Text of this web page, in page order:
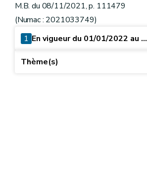
M.B. du 08/11/2021, p. 111479
(Numac : 2021033749)
1 En vigueur du 01/01/2022 au ...
Thème(s)